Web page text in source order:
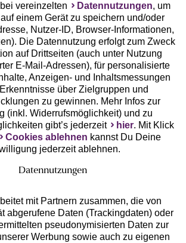
vereinzelten
Datennutzungen, um
auf einem Gerät zu speichern und/oder
Nutzer-ID, Browser-Informationen,
Die Datennutzung erfolgt zum Zweck
auf Drittseiten (auch unter Nutzung
E-Mail-Adressen), für personalisierte
Anzeigen- und Inhaltsmessungen
über Zielgruppen und
zu gewinnen. Mehr Infos zur
(inkl. Widerrufsmöglichkeit) und zu
gibt’s jederzeit
hier. Mit Klick
Cookies ablehnen kannst Du Deine
jederzeit ablehnen.
Datennutzungen
mit Partnern zusammen, die von
abgerufene Daten (Trackingdaten) oder
pseudonymisierten Daten zur
Werbung sowie auch zu eigenen